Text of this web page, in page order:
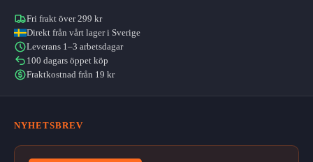
Fri frakt över 299 kr
Direkt från vårt lager i Sverige
Leverans 1–3 arbetsdagar
100 dagars öppet köp
Fraktkostnad från 19 kr
NYHETSBREV